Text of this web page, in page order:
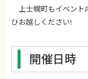
上士幌町もイベント
ひお越しください!
開催日時